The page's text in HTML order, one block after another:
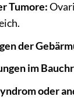
Tumore:
der
im
oder